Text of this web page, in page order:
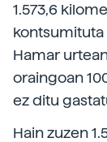
1.573,6
kontsumituta
Hamar
oraingoan
ez ditu
Hain zuzen